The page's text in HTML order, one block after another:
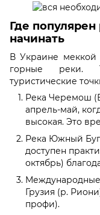
Где
начинать
В Украине меккой
горные реки.
туристические
Река Черемош
апрель-май,
высокая. Это
Река Южный
доступен
октябрь)
Грузия (р.
профи).